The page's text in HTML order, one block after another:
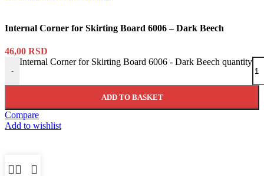
Internal Corner for Skirting Board 6006 – Dark Beech
46,00 RSD
-
Internal Corner for Skirting Board 6006 - Dark Beech quantity
ADD TO BASKET
Compare
Add to wishlist